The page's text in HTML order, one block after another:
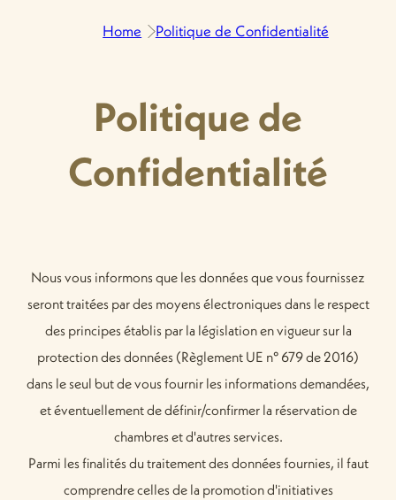
Home Politique de Confidentialité
Politique de
Confidentialité
Nous vous informons que les données que vous fournissez
seront traitées par des moyens électroniques dans le respect
des principes établis par la législation en vigueur sur la
protection des données (Règlement UE n° 679 de 2016)
dans le seul but de vous fournir les informations demandées,
et éventuellement de définir/confirmer la réservation de
chambres et d'autres services.
Parmi les finalités du traitement des données fournies, il faut
comprendre celles de la promotion d'initiatives